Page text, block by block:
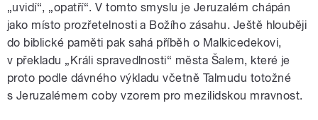
„uvidí“, „opatří“. V tomto smyslu je Jeruzalém chápán
jako místo prozřetelnosti a Božího zásahu. Ještě hlouběji
do biblické paměti pak sahá příběh o Malkicedekovi,
v překladu „Králi spravedlnosti“ města Šalem, které je
proto podle dávného výkladu včetně Talmudu totožné
s Jeruzalémem coby vzorem pro mezilidskou mravnost.